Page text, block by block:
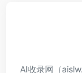
AI收录网（